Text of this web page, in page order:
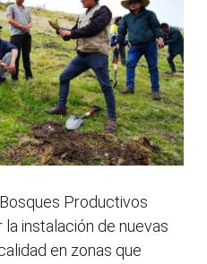
Productivos
instalación de nuevas
en zonas que